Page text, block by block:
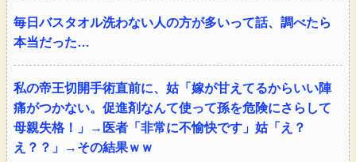
毎日バスタオル洗わない人の方が多いって話、調べたら
本当だった…
私の帝王切開手術直前に、姑「嫁が甘えてるからいい陣
痛がつかない。促進剤なんて使って孫を危険にさらして
母親失格！」→医者「非常に不愉快です」姑「え？
え？？」→その結果ｗｗ